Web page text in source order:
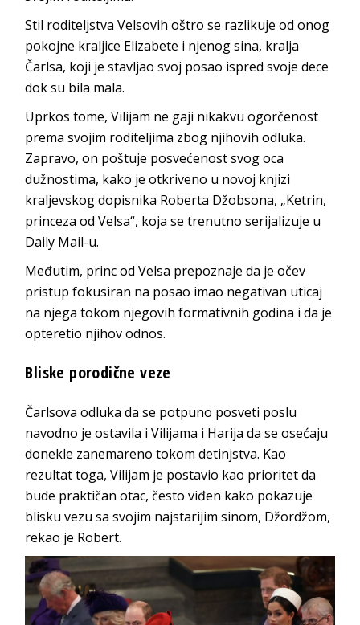
Stil roditeljstva Velsovih oštro se razlikuje od onog
pokojne kraljice Elizabete i njenog sina, kralja
Čarlsa, koji je stavljao svoj posao ispred svoje dece
dok su bila mala.
Uprkos tome, Vilijam ne gaji nikakvu ogorčenost
prema svojim roditeljima zbog njihovih odluka.
Zapravo, on poštuje posvećenost svog oca
dužnostima, kako je otkriveno u novoj knjizi
kraljevskog dopisnika Roberta Džobsona, „Ketrin,
princeza od Velsa“, koja se trenutno serijalizuje u
Daily Mail-u.
Međutim, princ od Velsa prepoznaje da je očev
pristup fokusiran na posao imao negativan uticaj
na njega tokom njegovih formativnih godina i da je
opteretio njihov odnos.
Bliske porodične veze
Čarlsova odluka da se potpuno posveti poslu
navodno je ostavila i Vilijama i Harija da se osećaju
donekle zanemareno tokom detinjstva. Kao
rezultat toga, Vilijam je postavio kao prioritet da
bude praktičan otac, često viđen kako pokazuje
blisku vezu sa svojim najstarijim sinom, Džordžom,
rekao je Robert.